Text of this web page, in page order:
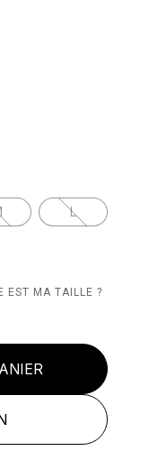
L
EST MA TAILLE ?